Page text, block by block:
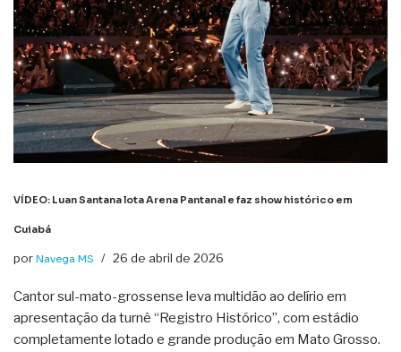
VÍDEO: Luan Santana lota Arena Pantanal e faz show histórico em
Cuiabá
por Navega MS 26 de abril de 2026
Cantor sul-mato-grossense leva multidão ao delírio em
apresentação da turnê “Registro Histórico”, com estádio
completamente lotado e grande produção em Mato Grosso.